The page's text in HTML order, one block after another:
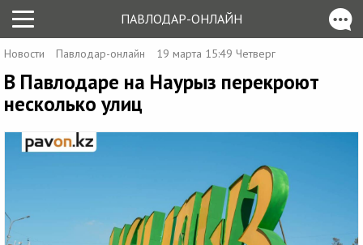
ПАВЛОДАР-ОНЛАЙН
Новости Павлодар-онлайн 19 марта 15:49 Четверг
В Павлодаре на Наурыз перекроют
несколько улиц